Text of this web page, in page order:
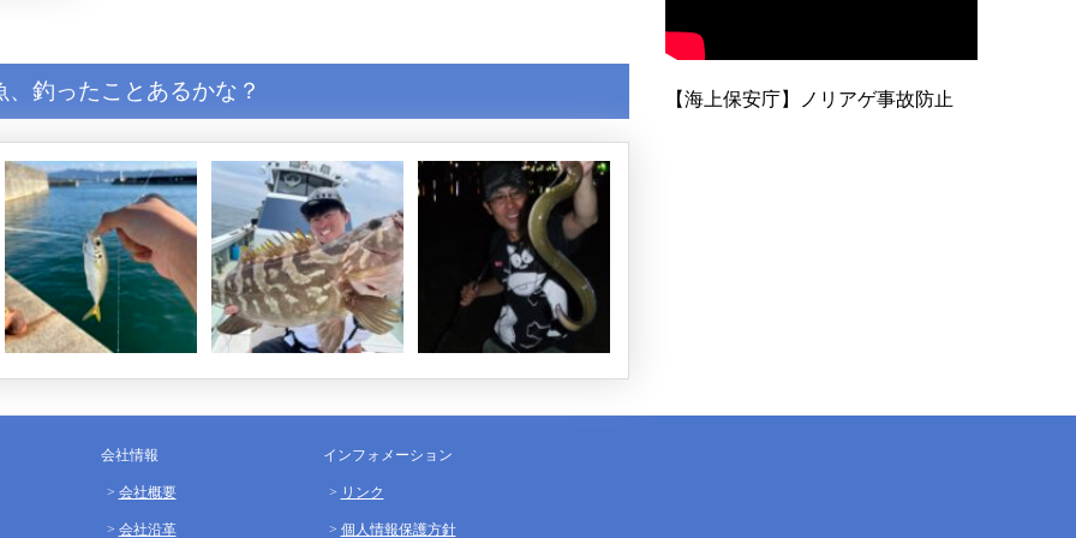
、釣ったことあるかな？ 【海上保安庁】ノリアゲ事故防止
会社情報
会社概要
会社沿革
インフォメーション
リンク
個人情報保護方針